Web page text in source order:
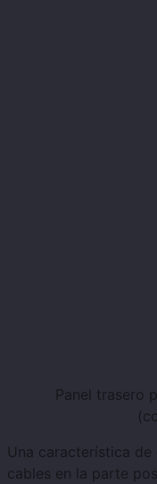
Panel trasero
Una característica
cables en la parte